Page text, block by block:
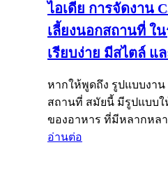
ไอเดีย การจัดงาน
เลี้ยงนอกสถานที่ ใ
เรียบง่าย มีสไตล์ แ
หากให้พูดถึง รูปแบบงาน
สถานที่ สมัยนี้ มีรูปแบบใ
ของอาหาร ที่มีหลากหล
อ่านต่อ